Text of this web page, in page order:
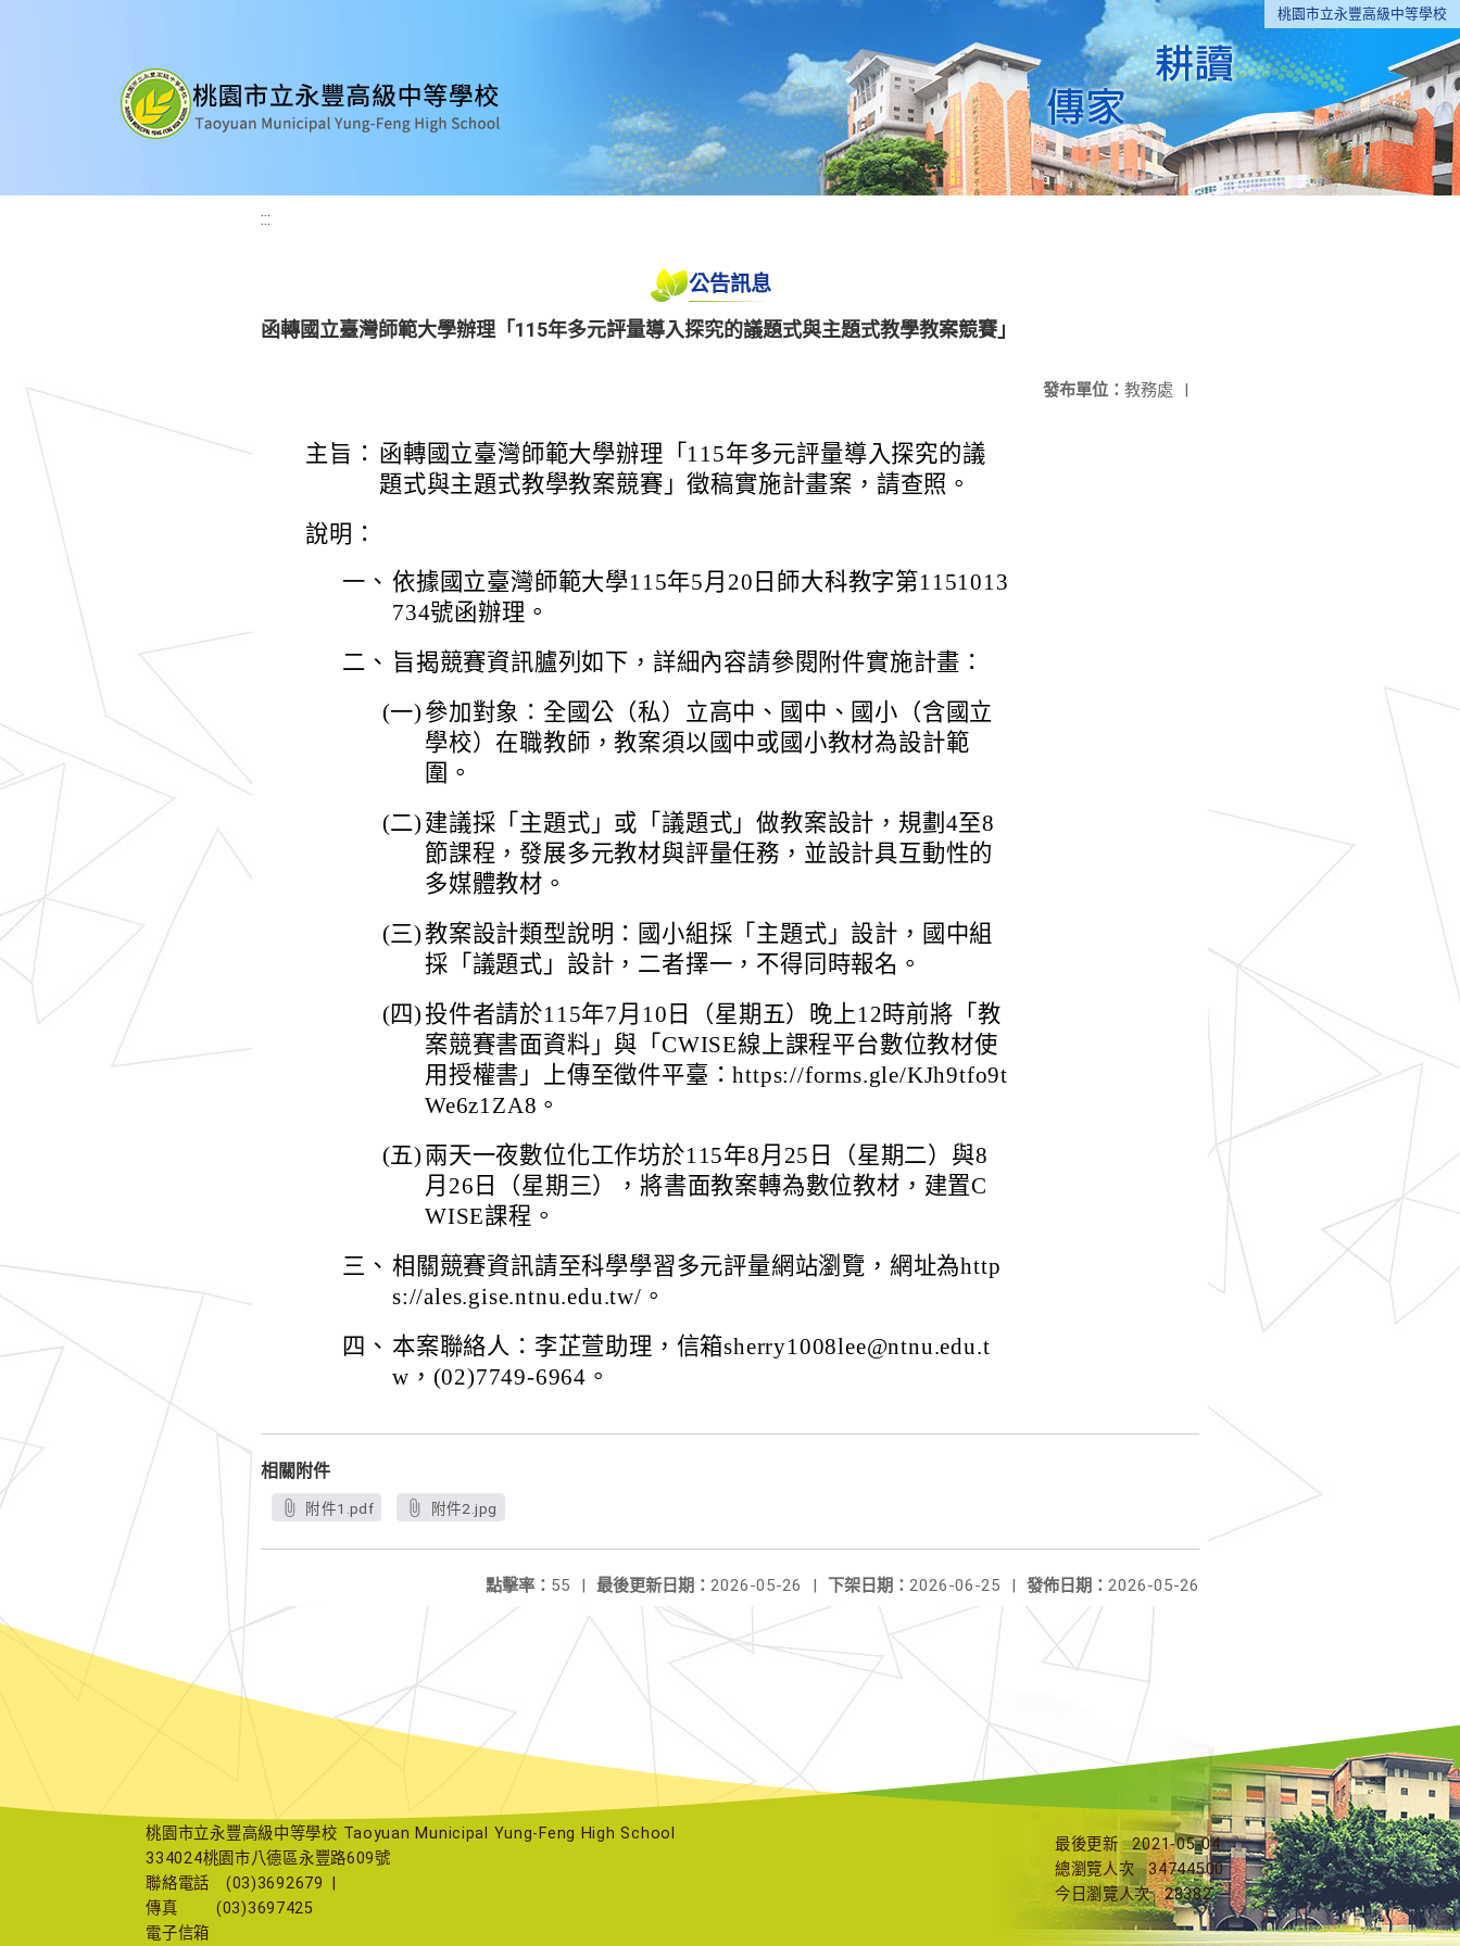
桃園市立永豐高級中等學校
:::
公告訊息
函轉國立臺灣師範大學辦理「115年多元評量導入探究的議題式與主題式教學教案競賽」
發布單位： 教務處 |
主旨： 函轉國立臺灣師範大學辦理「115年多元評量導入探究的議
題式與主題式教學教案競賽」徵稿實施計畫案，請查照。
說明：
一、 依據國立臺灣師範大學115年5月20日師大科教字第1151013
734號函辦理。
二、 旨揭競賽資訊臚列如下，詳細內容請參閱附件實施計畫：
(一) 參加對象：全國公（私）立高中、國中、國小（含國立
學校）在職教師，教案須以國中或國小教材為設計範
圍。
(二) 建議採「主題式」或「議題式」做教案設計，規劃4至8
節課程，發展多元教材與評量任務，並設計具互動性的
多媒體教材。
(三)教案設計類型說明：國小組採「主題式」設計，國中組
採「議題式」設計，二者擇一，不得同時報名。
(四)投件者請於115年7月10日（星期五）晚上12時前將「教
案競賽書面資料」與「CWISE線上課程平台數位教材使
用授權書」上傳至徵件平臺：https://forms.gle/KJh9tfo9t
We6z1ZA8。
(五) 兩天一夜數位化工作坊於115年8月25日（星期二）與8
月26日（星期三），將書面教案轉為數位教材，建置C
WISE課程。
三、 相關競賽資訊請至科學學習多元評量網站瀏覽，網址為http
s://ales.gise.ntnu.edu.tw/。
四、 本案聯絡人：李芷萱助理，信箱sherry1008lee@ntnu.edu.t
w，(02)7749-6964。
相關附件
附件1.pdf 附件2.jpg
發佈日期： 2026-05-26
下架日期： 2026-06-25 |
最後更新日期： 2026-05-26 |
點擊率： 55 |
桃園市立永豐高級中等學校 Taoyuan Municipal Yung-Feng High School
334024桃園市八德區永豐路609號
聯絡電話
(03)3692679
傳真
(03)3697425
電子信箱
最後更新
2021-05-04
總瀏覽人次
34744500
今日瀏覽人次
28382